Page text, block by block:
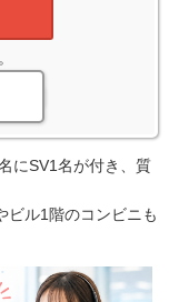
にSV1名が付き、質
ビル1階のコンビニも